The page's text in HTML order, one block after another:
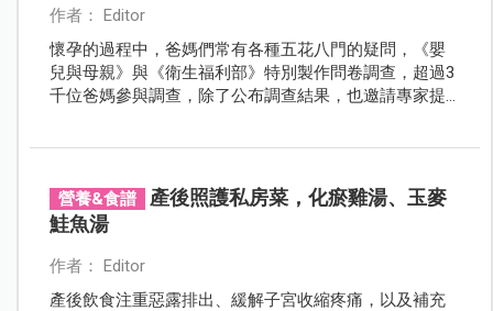
作者： Editor
懷孕的過程中，爸媽們常有各種五花八門的疑問，《嬰
兒與母親》與《衛生福利部》特別製作問卷調查，超過3
千位爸媽參與調查，除了公布調查結果，也邀請專家提
營養&食譜
產後照護私房菜，化瘀雞湯、玉麥
鮭魚湯
作者： Editor
產後飲食注重惡露排出、緩解子宮收縮疼痛，以及補充